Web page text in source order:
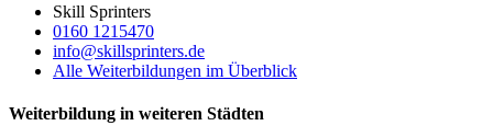
Skill Sprinters
0160 1215470
info@skillsprinters.de
Alle Weiterbildungen im Überblick
Weiterbildung in weiteren Städten